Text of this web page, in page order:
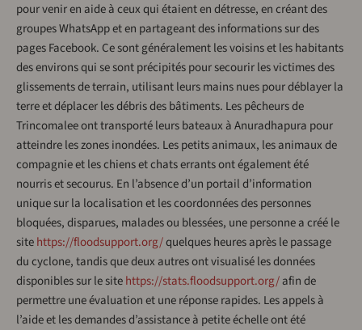
pour venir en aide à ceux qui étaient en détresse, en créant des
groupes WhatsApp et en partageant des informations sur des
pages Facebook. Ce sont généralement les voisins et les habitants
des environs qui se sont précipités pour secourir les victimes des
glissements de terrain, utilisant leurs mains nues pour déblayer la
terre et déplacer les débris des bâtiments. Les pêcheurs de
Trincomalee ont transporté leurs bateaux à Anuradhapura pour
atteindre les zones inondées. Les petits animaux, les animaux de
compagnie et les chiens et chats errants ont également été
nourris et secourus. En l’absence d’un portail d’information
unique sur la localisation et les coordonnées des personnes
bloquées, disparues, malades ou blessées, une personne a créé le
sitehttps://floodsupport.org/quelques heures après le passage
du cyclone, tandis que deux autres ont visualisé les données
disponibles sur le sitehttps://stats.floodsupport.org/afin de
permettre une évaluation et une réponse rapides. Les appels à
l’aide et les demandes d’assistance à petite échelle ont été